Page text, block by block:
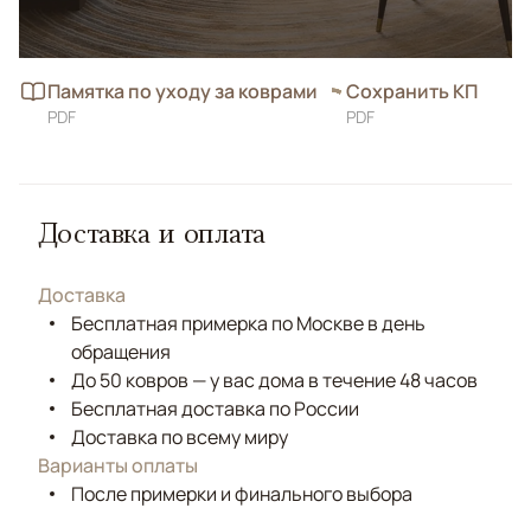
Памятка по уходу за коврами
PDF
Сохранить КП
PDF
Доставка и оплата
Доставка
Бесплатная примерка по Москве в день
обращения
До 50 ковров — у вас дома в течение 48 часов
Бесплатная доставка по России
Доставка по всему миру
Варианты оплаты
После примерки и финального выбора